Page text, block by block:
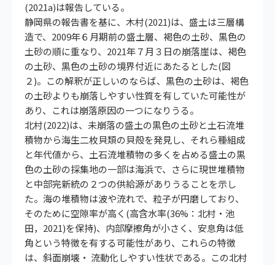
(2021a)は報告している。
静岡県の報告書を基に、木村(2021)は、盛土は三層構
造で、2009年６月期前の盛土層、褐色の土砂、黒色の
土砂の順に重なり、2021年７月３日の崩落崖は、褐色
の土砂、黒色の土砂の境界付近にあたるとした(図
２)。この解釈が正しいのならば、黒色の土砂は、褐色
の土砂よりも崩落しやすい性質を有していた可能性が
あり、これは崩落原因の一つになりうる。
北村(2022)は、未崩落の盛土の黒色の土砂と土石流堆
積物から海生二枚貝類の貝殻を発見し、それら種組成
と年代値から、土石流堆積物の多くを占める盛土の黒
色の土砂の採集地の一部は海浜で、さらに現世堆積物
と中部完新統の２つの供給源がありうることを示し
た。海の堆積物は波や流れで、粒子が円磨しており、
そのために空隙率が高く(高含水率(36%：北村・池
田，2021)を保持)、内部摩擦角が小さく、安息角は低
角という特徴を有する可能性があり、これらの特徴
は、斜面崩壊・ 流動化しやすい性状である。この北村